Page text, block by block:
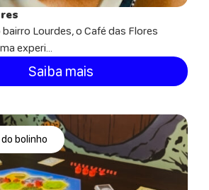
Lourdes, o Café das Flores
experi...
Saiba mais
bolinho